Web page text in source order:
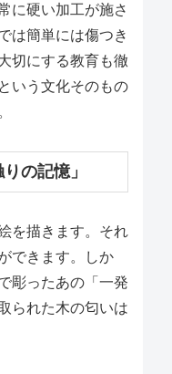
に硬い加工が施さ
は簡単には傷つき
切にする教育も徹
いう文化そのもの
の記憶」
を描きます。それ
できます。しか
彫ったあの「一発
られた木の匂いは